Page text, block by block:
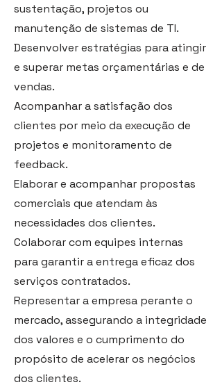
sustentação, projetos ou
manutenção de sistemas de TI.
Desenvolver estratégias para atingir
e superar metas orçamentárias e de
vendas.
Acompanhar a satisfação dos
clientes por meio da execução de
projetos e monitoramento de
feedback.
Elaborar e acompanhar propostas
comerciais que atendam às
necessidades dos clientes.
Colaborar com equipes internas
para garantir a entrega eficaz dos
serviços contratados.
Representar a empresa perante o
mercado, assegurando a integridade
dos valores e o cumprimento do
propósito de acelerar os negócios
dos clientes.